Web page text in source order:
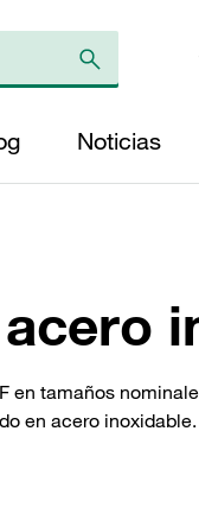
Noticias
en tamaños
en acero